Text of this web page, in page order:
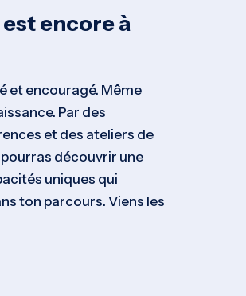
encore à
et encouragé. Même
Par des
et des ateliers de
découvrir une
uniques qui
ton parcours. Viens les